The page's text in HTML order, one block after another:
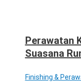
Perawatan
Suasana
Finishing &